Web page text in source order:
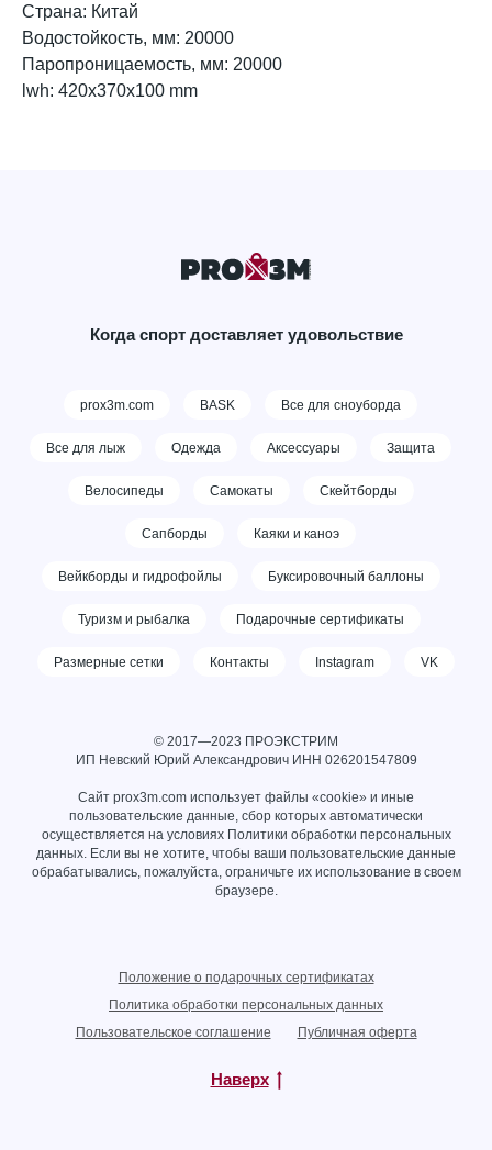
Страна: Китай
Водостойкость, мм: 20000
Паропроницаемость, мм: 20000
lwh: 420x370x100 mm
Когда спорт доставляет удовольствие
prox3m.com BASK Все для сноуборда
Все для лыж Одежда Аксессуары Защита
Велосипеды Самокаты Скейтборды
Сапборды Каяки и каноэ
Вейкборды и гидрофойлы Буксировочный баллоны
Туризм и рыбалка Подарочные сертификаты
Размерные сетки Контакты Instagram VK
© 2017—2023 ПРОЭКСТРИМ
ИП Невский Юрий Александрович ИНН 026201547809
Сайт prox3m.com использует файлы «cookie» и иные
пользовательские данные, сбор которых автоматически
осуществляется на условиях Политики обработки персональных
данных. Если вы не хотите, чтобы ваши пользовательские данные
обрабатывались, пожалуйста, ограничьте их использование в своем
браузере.
Положение о подарочных сертификатах
Политика обработки персональных данных
Пользовательское соглашение
Публичная оферта
Наверх